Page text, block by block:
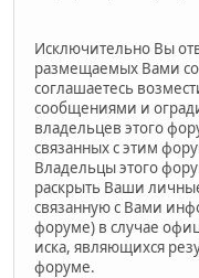
Исключительно Вы
размещаемых Вами
соглашаетесь
сообщениями и
владельцев этого
связанных с этим
Владельцы этого
раскрыть Ваши
связанную с Вами
форуме) в случае
иска, являющихся
форуме.